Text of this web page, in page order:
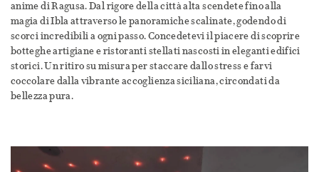
anime di Ragusa. Dal rigore della città alta scendete fino alla
magia di Ibla attraverso le panoramiche scalinate, godendo di
scorci incredibili a ogni passo. Concedetevi il piacere di scoprire
botteghe artigiane e ristoranti stellati nascosti in eleganti edifici
storici. Un ritiro su misura per staccare dallo stress e farvi
coccolare dalla vibrante accoglienza siciliana, circondati da
bellezza pura.